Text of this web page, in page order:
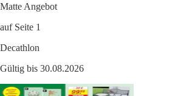
Matte Angebot
auf Seite 1
Decathlon
Gültig bis 30.08.2026